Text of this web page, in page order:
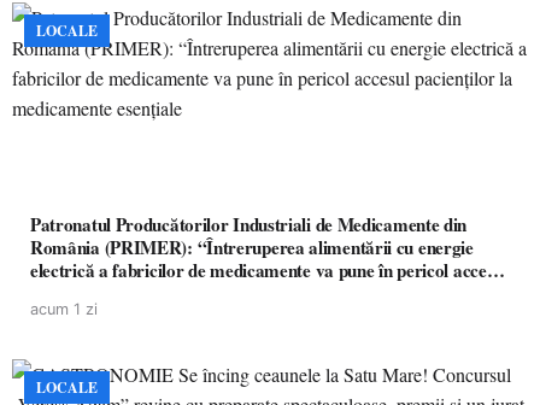
LOCALE
Patronatul Producătorilor Industriali de Medicamente din
România (PRIMER): “Întreruperea alimentării cu energie
electrică a fabricilor de medicamente va pune în pericol accesul
acum 1 zi
LOCALE